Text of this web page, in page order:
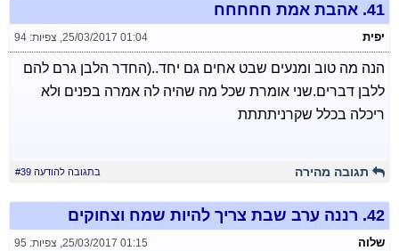
41. אהבת אמת חחחחח
יפית 25/03/2017 01:04
, צפיות: 94
הנה מה טוב ומנעים שבט אחים גם יחד..(החדר הלבן גרם להם
ללבן דברים.שני אומרת שכל מה שהיה לה אמרה בפנים ולא
ריכלה בכלל שקרניתתתת
תגובה מהירה בתגובה להודעה #39
42. רננה ערב שבת צריך להיות שמח וצחוקים
שלוה 25/03/2017 01:15
, צפיות: 95